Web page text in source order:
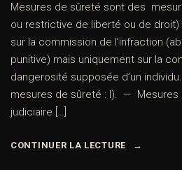
Mesures de sûreté sont des
ou restrictive de liberté ou de
sur la commission de l’infraction
punitive) mais uniquement sur la
dangerosité supposée d’un
mesures de sûreté : I). — Mesures
judiciaire […]
CONTINUER LA LECTURE